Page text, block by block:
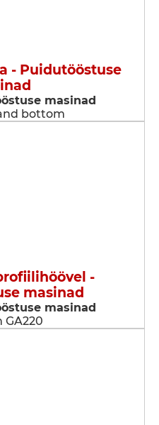
- Puidutööstuse
masinad
bottom
-
masinad
masinad
GA220